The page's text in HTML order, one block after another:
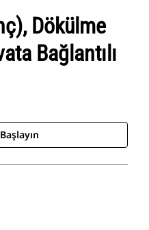
Dökülme
Bağlantılı